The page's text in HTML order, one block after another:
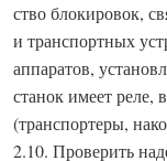
ство блокировок,
и транспортных
аппаратов,
станок имеет
(транспортеры,
2.10. Проверить